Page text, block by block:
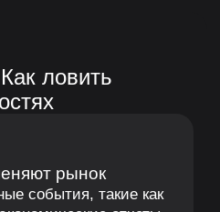
движения
успешные
подготовиться
как снятие
ваши знания
в реальных